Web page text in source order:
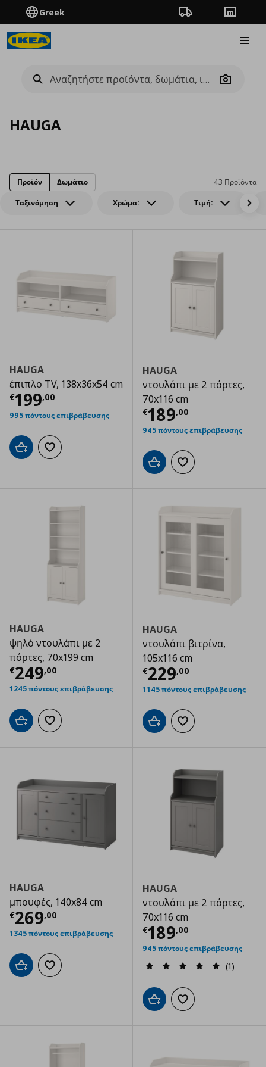
Greek Πορεία παραγγελίας
Camera
HAUGA
Ταξινόμηση Χρώμα: Τιμή:
43 Προϊόντα
Προϊόν Δωμάτιο
HAUGA
έπιπλο TV, 138x36x54 cm
€199,00
Τρέχουσα τιμή € 199,00
995 πόντους επιβράβευσης
Προσθήκη στο καλάθι
Προσθήκη στα αγαπημένα
HAUGA
ντουλάπι με 2 πόρτες,
70x116 cm
€189,00
Τρέχουσα
945 πόντους επιβράβευσης
Προσθήκη στο καλάθι
Προσθήκη στα
HAUGA
ψηλό ντουλάπι με 2
πόρτες, 70x199 cm
€249,00
Τρέχουσα τιμή € 249,00
1245 πόντους επιβράβευσης
Προσθήκη στο καλάθι
Προσθήκη στα αγαπημένα
HAUGA
ντουλάπι βιτρίνα,
105x116 cm
€229,00
Τρέχουσα
1145 πόντους επιβράβευσης
Προσθήκη στο καλάθι
Προσθήκη στα
HAUGA
μπουφές, 140x84 cm
€269,00
Τρέχουσα τιμή € 269,00
1345 πόντους επιβράβευσης
Προσθήκη στο καλάθι
Προσθήκη στα αγαπημένα
HAUGA
ντουλάπι με 2 πόρτες,
70x116 cm
€189,00
Τρέχουσα
945 πόντους επιβράβευσης
(1)
Προσθήκη στο καλάθι
Προσθήκη στα